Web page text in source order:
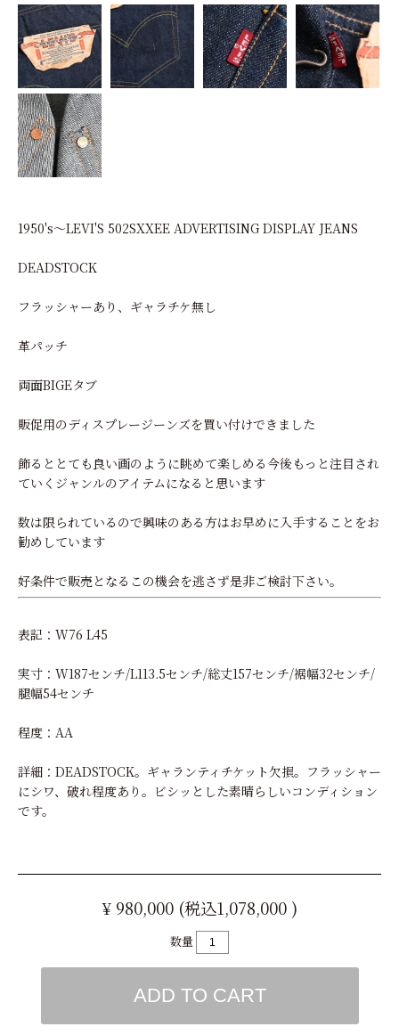
1950's～LEVI'S 502SXXEE ADVERTISING DISPLAY JEANS
DEADSTOCK
フラッシャーあり、ギャラチケ無し
革パッチ
両面BIGEタブ
販促用のディスプレージーンズを買い付けできました
飾るととても良い画のように眺めて楽しめる今後もっと注目され
ていくジャンルのアイテムになると思います
数は限られているので興味のある方はお早めに入手することをお
勧めしています
好条件で販売となるこの機会を逃さず是非ご検討下さい。
表記：W76 L45
実寸：W187センチ/L113.5センチ/総丈157センチ/裾幅32センチ/
腿幅54センチ
程度：AA
詳細：DEADSTOCK。ギャランティチケット欠損。フラッシャー
にシワ、破れ程度あり。ビシッとした素晴らしいコンディション
です。
¥ 980,000 (税込1,078,000 )
数量
ADD TO CART